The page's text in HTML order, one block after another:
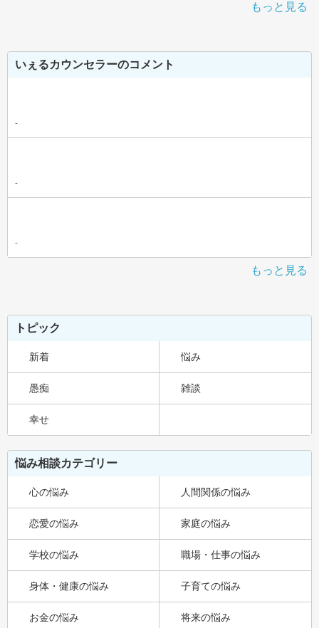
もっと見る
いぇるカウンセラーのコメント
-
-
-
もっと見る
トピック
新着 悩み
愚痴 雑談
幸せ
悩み相談カテゴリー
心の悩み 人間関係の悩み
恋愛の悩み 家庭の悩み
学校の悩み 職場・仕事の悩み
身体・健康の悩み 子育ての悩み
お金の悩み 将来の悩み